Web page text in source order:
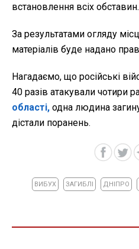
встановлення всіх обставин.
За результатами огляду
матеріалів буде надано
Нагадаємо, що російські
40 разів атакували чотири
області, одна людина
дістали поранень.
ВИБУХ ЗАГИБЛІ ДНІПРО